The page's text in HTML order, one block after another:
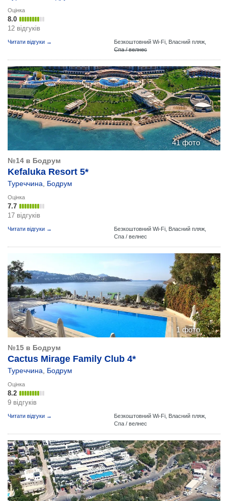
Оцінка
8.0
12 відгуків
Читати відгуки → Безкоштовний Wi-Fi, Власний пляж,
Спа / велнес
41 фото
№14 в Бодрум
Kefaluka Resort 5*
Туреччина Бодрум
Оцінка
7.7
17 відгуків
Читати відгуки → Безкоштовний Wi-Fi, Власний пляж,
Спа / велнес
1 фото
№15 в Бодрум
Cactus Mirage Family Club 4*
Туреччина Бодрум
Оцінка
8.2
9 відгуків
Читати відгуки → Безкоштовний Wi-Fi, Власний пляж,
Спа / велнес